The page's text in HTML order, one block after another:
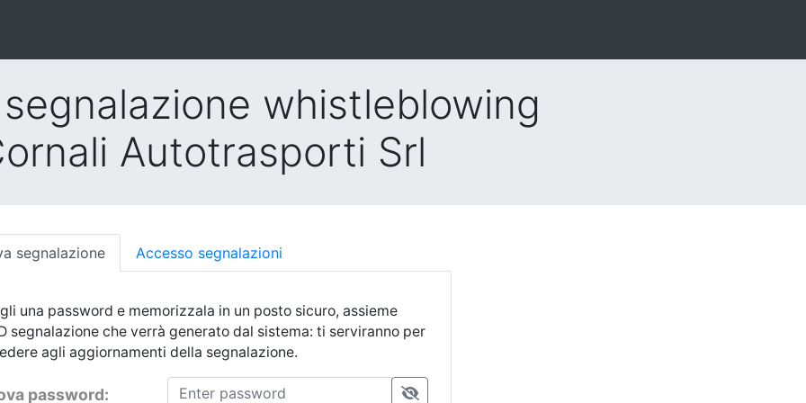
whistleblowing
Autotrasporti Srl
segnalazione Accesso segnalazioni
una password e memorizzala in un posto sicuro, assieme
segnalazione che verrà generato dal sistema: ti serviranno per
agli aggiornamenti della segnalazione.
password: